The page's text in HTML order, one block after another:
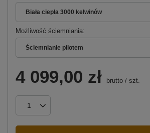
Biała ciepła 3000 kelwinów
Możliwość ściemniania
Ściemnianie pilotem
4 099,00 zł brutto / szt.